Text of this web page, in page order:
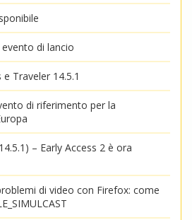
di lancio
Traveler 14.5.1
di riferimento per la
– Early Access 2 è ora
di video con Firefox: come